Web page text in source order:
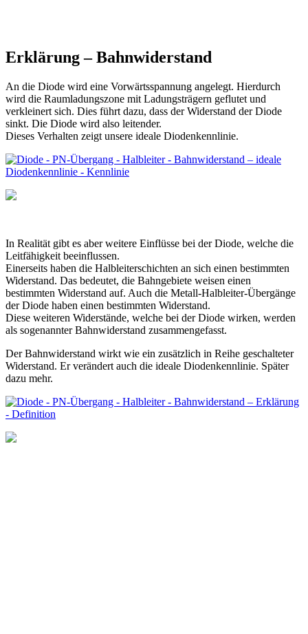
Erklärung – Bahnwiderstand
An die Diode wird eine Vorwärtsspannung angelegt. Hierdurch
wird die Raumladungszone mit Ladungsträgern geflutet und
verkleinert sich. Dies führt dazu, dass der Widerstand der Diode
sinkt. Die Diode wird also leitender.
Dieses Verhalten zeigt unsere ideale Diodenkennlinie.
In Realität gibt es aber weitere Einflüsse bei der Diode, welche die
Leitfähigkeit beeinflussen.
Einerseits haben die Halbleiterschichten an sich einen bestimmten
Widerstand. Das bedeutet, die Bahngebiete weisen einen
bestimmten Widerstand auf. Auch die Metall-Halbleiter-Übergänge
der Diode haben einen bestimmten Widerstand.
Diese weiteren Widerstände, welche bei der Diode wirken, werden
als sogenannter Bahnwiderstand zusammengefasst.
Der Bahnwiderstand wirkt wie ein zusätzlich in Reihe geschalteter
Widerstand. Er verändert auch die ideale Diodenkennlinie. Später
dazu mehr.